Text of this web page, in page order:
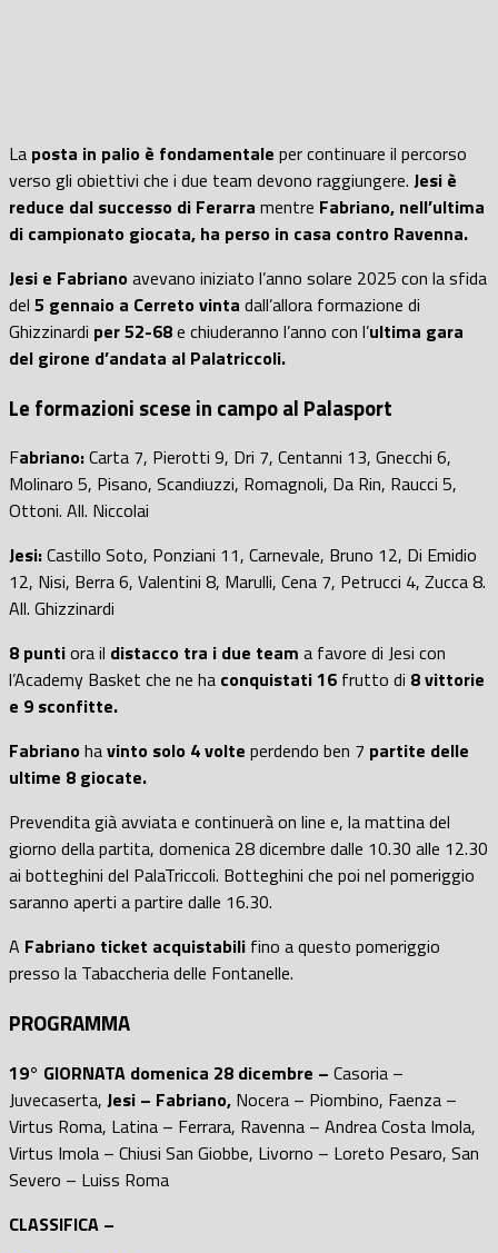
La posta in palio è fondamentale per continuare il percorso
verso gli obiettivi che i due team devono raggiungere. Jesi è
reduce dal successo di Ferarra mentre Fabriano, nell’ultima
di campionato giocata, ha perso in casa contro Ravenna.
Jesi e Fabrianoavevano iniziato l’anno solare 2025 con la sfida
del 5 gennaio a Cerreto vinta dall’allora formazione di
Ghizzinardi per 52-68e chiuderanno l’anno con l’ultima gara
del girone d’andata al Palatriccoli.
Le formazioni scese in campo al Palasport
Fabriano:Carta 7, Pierotti 9, Dri 7, Centanni 13, Gnecchi 6,
Molinaro 5, Pisano, Scandiuzzi, Romagnoli, Da Rin, Raucci 5,
Ottoni. All. Niccolai
Jesi:Castillo Soto, Ponziani 11, Carnevale, Bruno 12, Di Emidio
12, Nisi, Berra 6, Valentini 8, Marulli, Cena 7, Petrucci 4, Zucca 8.
All. Ghizzinardi
8 puntiora il distacco tra i due team a favore di Jesi con
l’Academy Basket che ne ha conquistati 16 frutto di 8 vittorie
e 9 sconfitte.
Fabrianohavinto solo 4 volte perdendo ben 7 partite delle
ultime 8 giocate.
Prevendita già avviata e continuerà on line e, la mattina del
giorno della partita, domenica 28 dicembre dalle 10.30 alle 12.30
ai botteghini del PalaTriccoli. Botteghini che poi nel pomeriggio
saranno aperti a partire dalle 16.30.
A Fabriano ticket acquistabili fino a questo pomeriggio
presso la Tabaccheria delle Fontanelle.
PROGRAMMA
19° GIORNATA domenica 28 dicembre – Casoria –
Juvecaserta, Jesi – Fabriano, Nocera – Piombino, Faenza –
Virtus Roma, Latina – Ferrara, Ravenna – Andrea Costa Imola,
Virtus Imola – Chiusi San Giobbe, Livorno – Loreto Pesaro, San
Severo – Luiss Roma
CLASSIFICA –